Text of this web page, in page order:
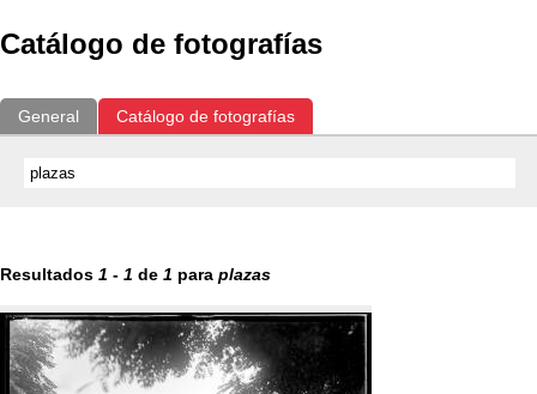
Catálogo de fotografías
General Catálogo de fotografías
Resultados 1 - 1 de 1 para plazas